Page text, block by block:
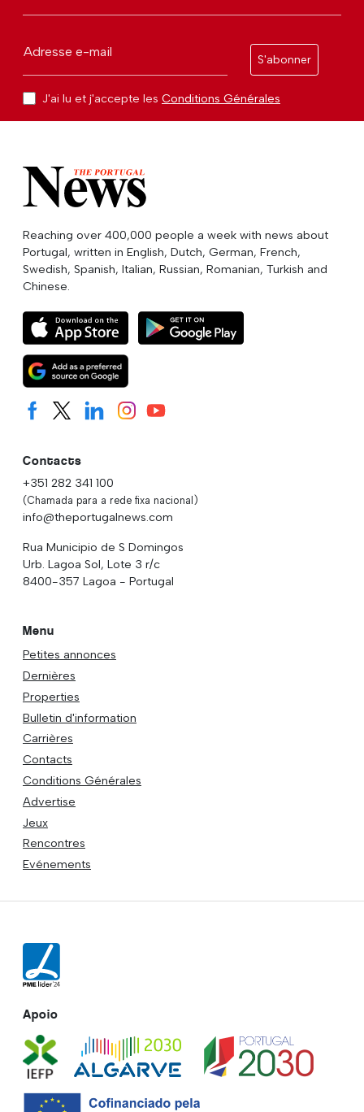
Adresse e-mail
S'abonner
J'ai lu et j'accepte les Conditions Générales
Reaching over 400,000 people a week with news about
Portugal, written in English, Dutch, German, French,
Swedish, Spanish, Italian, Russian, Romanian, Turkish and
Chinese.
Contacts
+351 282 341 100
(Chamada para a rede fixa nacional)
info@theportugalnews.com
Rua Municipio de S Domingos
Urb. Lagoa Sol, Lote 3 r/c
8400-357 Lagoa - Portugal
Menu
Petites annonces
Dernières
Properties
Bulletin d'information
Carrières
Contacts
Conditions Générales
Advertise
Jeux
Rencontres
Evénements
Apoio